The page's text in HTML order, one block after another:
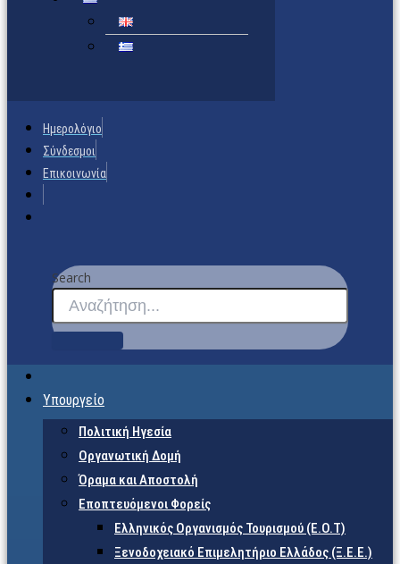
Ημερολόγιο
Σύνδεσμοι
Επικοινωνία
Search
Υπουργείο
Πολιτική Ηγεσία
Οργανωτική Δομή
Όραμα και Αποστολή
Εποπτευόμενοι Φορείς
Eλληνικός Οργανισμός Τουρισμού (Ε.Ο.Τ)
Ξενοδοχειακό Επιμελητήριο Ελλάδος (Ξ.Ε.Ε.)